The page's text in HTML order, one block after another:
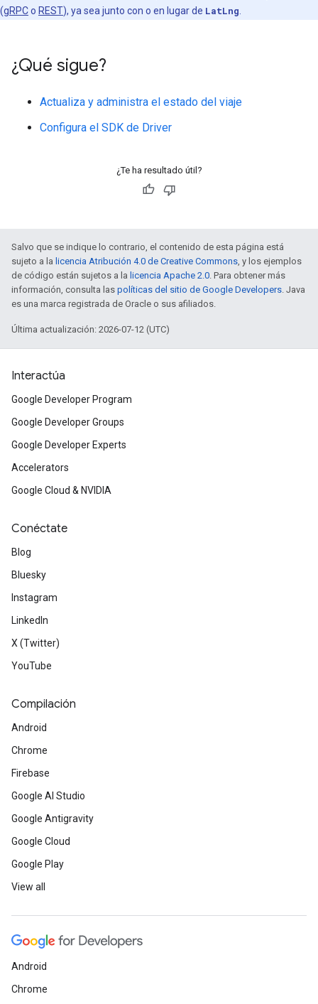
(gRPCo REST), ya sea junto con o en lugar de LatLng
¿Qué sigue?
Actualiza y administra el estado del viaje
Configura el SDK de Driver
¿Te ha resultado útil?
Salvo que se indique lo contrario, el contenido de esta página está
sujeto a la licencia Atribución 4.0 de Creative Commons, y los ejemplos
de código están sujetos a la licencia Apache 2.0. Para obtener más
información, consulta las políticas del sitio de Google Developers. Java
es una marca registrada de Oracle o sus afiliados.
Última actualización: 2026-07-12 (UTC)
Interactúa
Google Developer Program
Google Developer Groups
Google Developer Experts
Accelerators
Google Cloud & NVIDIA
Conéctate
Blog
Bluesky
Instagram
LinkedIn
X (Twitter)
YouTube
Compilación
Android
Chrome
Firebase
Google AI Studio
Google Antigravity
Google Cloud
Google Play
View all
Android
Chrome